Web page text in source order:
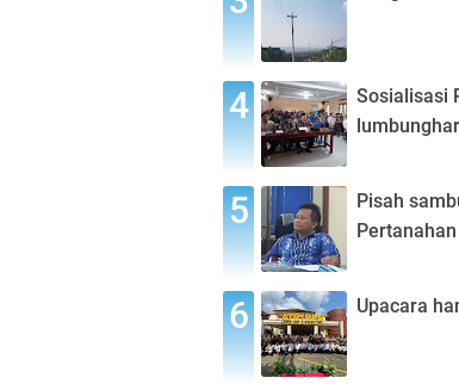
Sosialisasi
Pisah
Upacara